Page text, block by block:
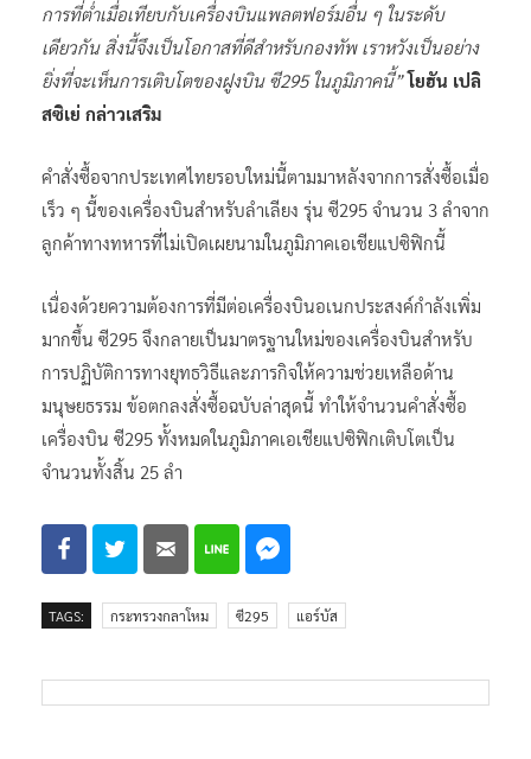
การที่ต่ำเมื่อเทียบกับเครื่องบินแพลตฟอร์มอื่น ๆ ในระดับ
เดียวกัน สิ่งนี้จึงเป็นโอกาสที่ดีสำหรับกองทัพ เราหวังเป็นอย่าง
ยิ่งที่จะเห็นการเติบโตของฝูงบิน ซี295 ในภูมิภาคนี้” โยฮัน เปลิ
สซิเย่ กล่าวเสริม
คำสั่งซื้อจากประเทศไทยรอบใหม่นี้ตามมาหลังจากการสั่งซื้อเมื่อ
เร็ว ๆ นี้ของเครื่องบินสำหรับลำเลียง รุ่น ซี295 จำนวน 3 ลำจาก
ลูกค้าทางทหารที่ไม่เปิดเผยนามในภูมิภาคเอเชียแปซิฟิกนี้
เนื่องด้วยความต้องการที่มีต่อเครื่องบินอเนกประสงค์กำลังเพิ่ม
มากขึ้น ซี295 จึงกลายเป็นมาตรฐานใหม่ของเครื่องบินสำหรับ
การปฏิบัติการทางยุทธวิธีและภารกิจให้ความช่วยเหลือด้าน
มนุษยธรรม ข้อตกลงสั่งซื้อฉบับล่าสุดนี้ ทำให้จำนวนคำสั่งซื้อ
เครื่องบิน ซี295 ทั้งหมดในภูมิภาคเอเชียแปซิฟิกเติบโตเป็น
จำนวนทั้งสิ้น 25 ลำ
TAGS: กระทรวงกลาโหม ซี295 แอร์บัส